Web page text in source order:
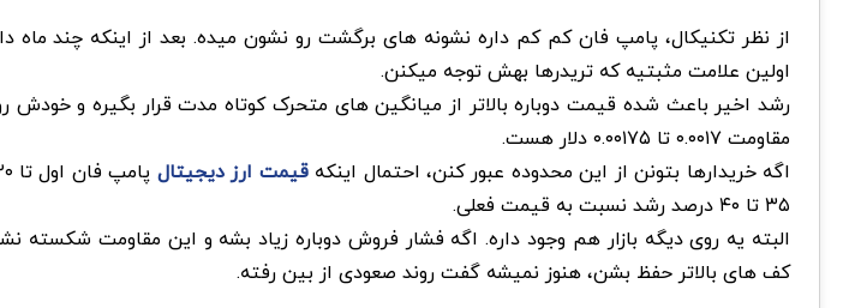
از نظر تکنیکال، پامپ فان کم کم داره نشونه های برگشت رو نشون میده. بعد از اینکه چند ماه
اولین علامت مثبتیه که تریدرها بهش توجه میکنن.
رشد اخیر باعث شده قیمت دوباره بالاتر از میانگین های متحرک کوتاه مدت قرار بگیره و
مقاومت ۰.۰۰۱۷ تا ۰.۰۰۱۷۵ دلار هست.
اگه خریدارها بتونن از این محدوده عبور کنن، احتمال اینکهقیمت ارز دیجیتال
۳۵ تا ۴۰ درصد رشد نسبت به قیمت فعلی.
کف های بالاتر حفظ بشن، هنوز نمیشه گفت روند صعودی از بین رفته.